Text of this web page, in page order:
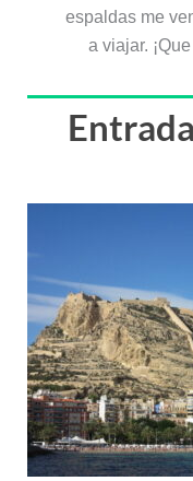
espaldas me
a viajar.